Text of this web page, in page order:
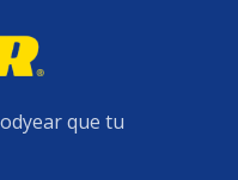
DE SECCION
65
que tu